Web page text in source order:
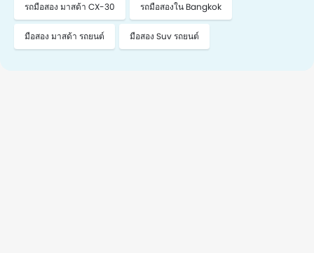
รถมือสอง มาสด้า CX-30 รถมือสองใน Bangkok
มือสอง มาสด้า รถยนต์ มือสอง Suv รถยนต์